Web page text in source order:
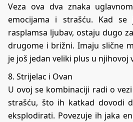
Veza ova dva znaka
emocijama i strašću. Kad se
rasplamsa ljubav, ostaju dugo
drugome i brižni. Imaju slične
je još jedan veliki plus u njihovoj
8. Strijelac i Ovan
U ovoj se kombinaciji radi o
strašću, što ih katkad dovodi
eksplodirati. Povezuje ih jaka